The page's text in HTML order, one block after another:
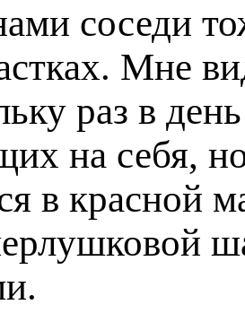
соседи
Мне
раз в
на себя,
в красной